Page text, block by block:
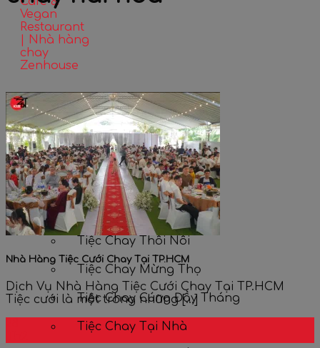
Home
Tiệc chay
Tiệc Cưới Chay Trọn Gói
Tiệc Chay Sinh Nhật
Tiệc Chay Thôi Nôi
Tiệc Chay Mừng Thọ
Tiệc Chay Cúng Đầy Tháng
Tiệc Chay Tại Nhà
Nhà Hàng Tiệc Cưới Chay Tại TP.HCM
Dịch Vụ Nhà Hàng Tiệc Cưới Chay Tại TP.HCM
Tiệc cưới là một trong những [...]